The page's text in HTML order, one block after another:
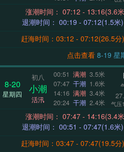
涨潮时间： 07:12 -
退潮时间： 00:19 -
赶海时间：03:12 - 07:12(26.5
点击查看
8-19
8-20
星期四
初八
小潮
活汛
00:51 满潮 3.5米
07:47 干潮 1.6米
14:16 满潮 3.4米
20:24 干潮 2.4米 气压
涨潮时间： 07:47 -
退潮时间： 00:51 -
赶海时间：03:47 - 07:47(19.5